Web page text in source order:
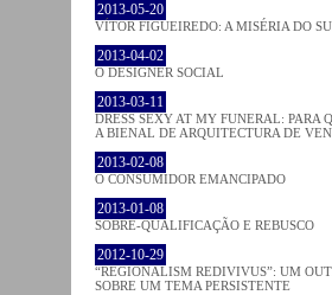
2013-05-20
VÍTOR FIGUEIREDO: A MISÉRIA DO
2013-04-02
O DESIGNER SOCIAL
2013-03-11
DRESS SEXY AT MY FUNERAL: PARA
A BIENAL DE ARQUITECTURA DE
2013-02-08
O CONSUMIDOR EMANCIPADO
2013-01-08
SOBRE-QUALIFICAÇÃO E REBUSCO
2012-10-29
“REGIONALISM REDIVIVUS”: UM
SOBRE UM TEMA PERSISTENTE